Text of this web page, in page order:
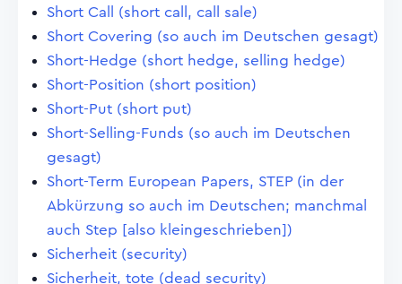
Short Call (short call, call sale)
Short Covering (so auch im Deutschen gesagt)
Short-Hedge (short hedge, selling hedge)
Short-Position (short position)
Short-Put (short put)
Short-Selling-Funds (so auch im Deutschen
gesagt)
Short-Term European Papers, STEP (in der
Abkürzung so auch im Deutschen; manchmal
auch Step [also kleingeschrieben])
Sicherheit (security)
Sicherheit, tote (dead security)